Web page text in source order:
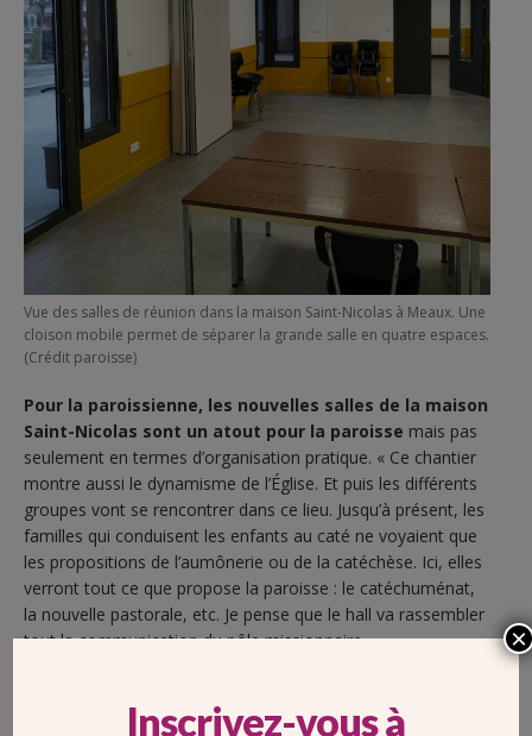
Vue des salles de réunion dans la maison Saint-Nicolas à Meaux. Une
cloison mobile permet de séparer la grande salle en quatre espaces.
(Crédit paroisse)
Pour la paroissienne, les nouvelles salles de la maison
Saint-Nicolas sont un atout pour la paroisse mais pas
seulement en termes d’organisation pratique. « Ce chantier
montre aussi le dynamisme de l’Église. Et puis les différents
groupes vont se rencontrer dans ce lieu. Jusqu’à présent, les
familles qui conduisent les enfants au caté ne voyaient que
les propositions de l’aumônerie ou de la catéchèse. Ici, elles
verront tout ce que propose la paroisse : le catéchuménat,
la nouvelle pastorale, etc. Je pense que le hall va rassembler
tout la communication du pôle missionnaire. »
Inscrivez-vous à
×